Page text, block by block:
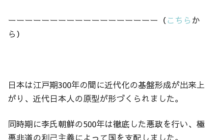
ーーーーーーーーーーーーーーーーーー（こちら か
ら）
日本は江戸期300年の間に近代化の基盤形成が出来上
がり、近代日本人の原型が形づくられました。
同時期に李氏朝鮮の500年は徹底した悪政を行い、極
悪非道の利己主義によって国を支配しました。